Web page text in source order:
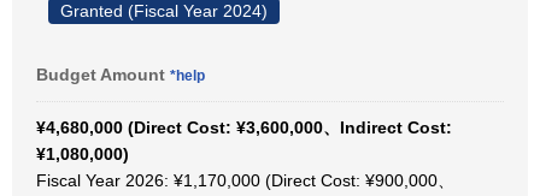
Granted (Fiscal Year 2024)
Budget Amount *help
¥4,680,000 (Direct Cost: ¥3,600,000、Indirect Cost:
¥1,080,000)
Fiscal Year 2026: ¥1,170,000 (Direct Cost: ¥900,000、